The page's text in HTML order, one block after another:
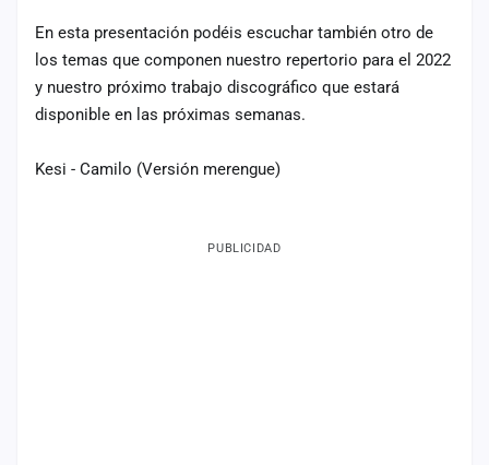
En esta presentación podéis escuchar también otro de
los temas que componen nuestro repertorio para el 2022
y nuestro próximo trabajo discográfico que estará
disponible en las próximas semanas.
Kesi - Camilo (Versión merengue)
PUBLICIDAD
Componentes
Fichajes